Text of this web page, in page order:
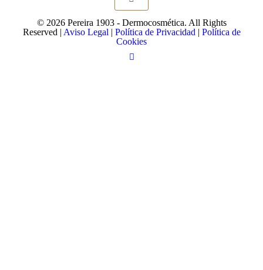
© 2026 Pereira 1903 - Dermocosmética. All Rights
Reserved | Aviso Legal | Política de Privacidad | Política de
Cookies